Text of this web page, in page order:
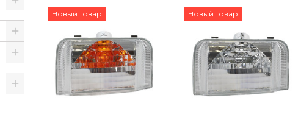
Новый товар Новый товар